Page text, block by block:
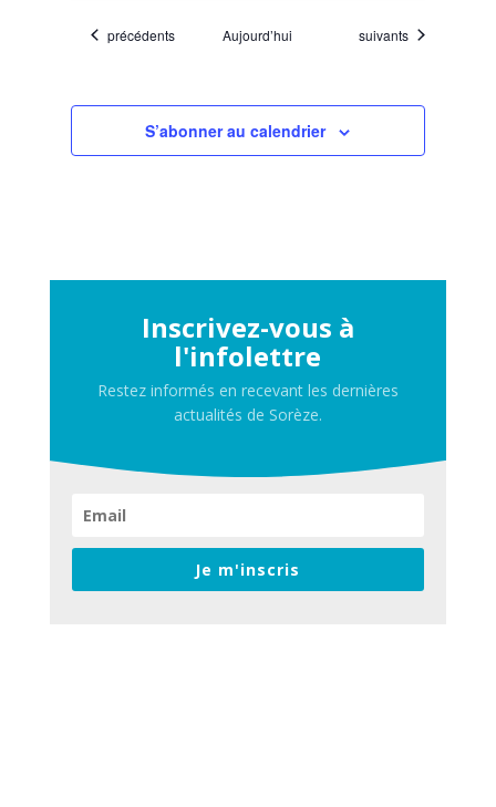
Évènements
précédents Aujourd’hui Évènements
suivants
S’abonner au calendrier
Inscrivez-vous à
l'infolettre
Restez informés en recevant les dernières
actualités de Sorèze.
Je m'inscris